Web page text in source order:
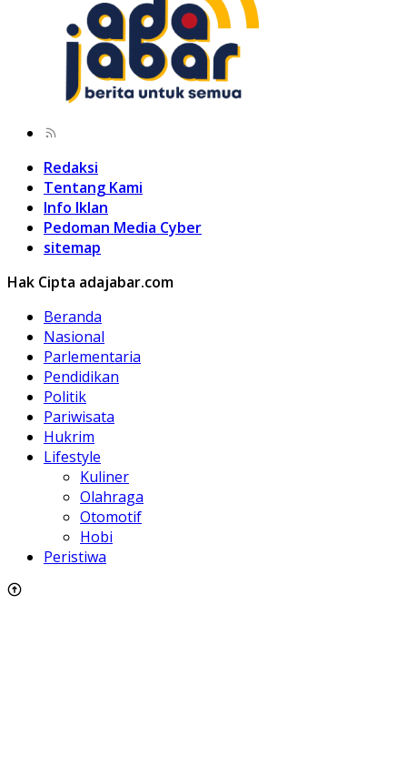
Redaksi
Tentang Kami
Info Iklan
Pedoman Media Cyber
sitemap
Hak Cipta adajabar.com
Beranda
Nasional
Parlementaria
Pendidikan
Politik
Pariwisata
Hukrim
Lifestyle
Kuliner
Olahraga
Otomotif
Hobi
Peristiwa